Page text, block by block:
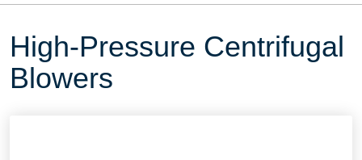
High-Pressure Centrifugal
Blowers